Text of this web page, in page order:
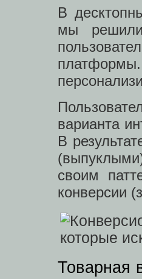
В
мы
варианта
В
своим
конверсии
Товарная